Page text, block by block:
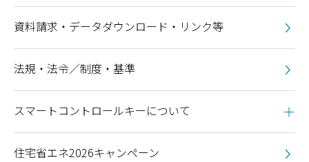
資料請求・データダウンロード・リンク等
法規・法令／制度・基準
スマートコントロールキーについて
住宅省エネ2026キャンペーン